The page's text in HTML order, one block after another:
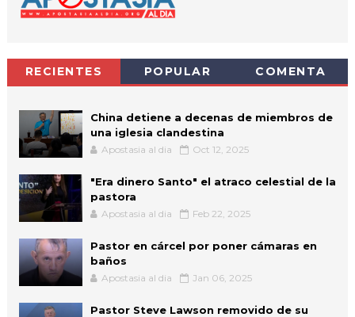
RECIENTES POPULAR COMENTA
China detiene a decenas de miembros de
una iglesia clandestina
Apostasia al dia Oct 12, 2025
"Era dinero Santo" el atraco celestial de la
pastora
Apostasia al dia Feb 22, 2025
Pastor en cárcel por poner cámaras en
baños
Apostasia al dia Jan 06, 2025
Pastor Steve Lawson removido de su